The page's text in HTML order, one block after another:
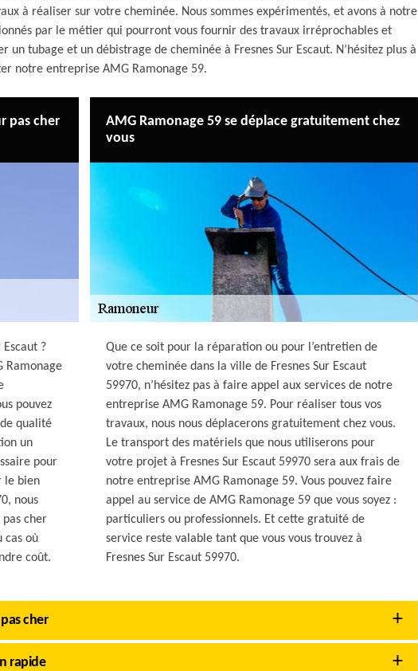
à réaliser sur votre cheminée. Nous sommes expérimentés, et avons à notre
par le métier qui pourront vous fournir des travaux irréprochables et
tubage et un débistrage de cheminée à Fresnes Sur Escaut. N’hésitez plus à
notre entreprise AMG Ramonage 59.
pas cher
Escaut ?
Ramonage
pouvez
qualité
un
pour
le bien
nous
pas cher
cas où
coût.
AMG Ramonage 59 se déplace gratuitement chez
vous
Que ce soit pour la réparation ou pour l’entretien de
votre cheminée dans la ville de Fresnes Sur Escaut
59970, n’hésitez pas à faire appel aux services de notre
entreprise AMG Ramonage 59. Pour réaliser tous vos
travaux, nous nous déplacerons gratuitement chez vous.
Le transport des matériels que nous utiliserons pour
votre projet à Fresnes Sur Escaut 59970 sera aux frais de
notre entreprise AMG Ramonage 59. Vous pouvez faire
appel au service de AMG Ramonage 59 que vous soyez :
particuliers ou professionnels. Et cette gratuité de
service reste valable tant que vous vous trouvez à
Fresnes Sur Escaut 59970.
cher
rapide